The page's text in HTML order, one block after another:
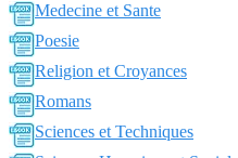
Medecine et Sante
Poesie
Religion et Croyances
Romans
Sciences et Techniques